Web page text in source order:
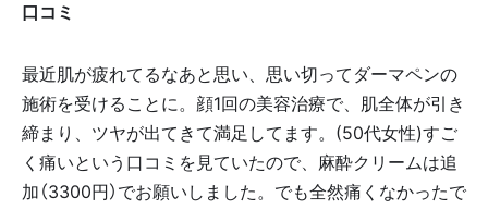
口コミ
最近肌が疲れてるなあと思い、思い切ってダーマペンの
施術を受けることに。顔1回の美容治療で、肌全体が引き
締まり、ツヤが出てきて満足してます。(50代女性)すご
く痛いという口コミを見ていたので、麻酔クリームは追
加（3300円）でお願いしました。でも全然痛くなかったで